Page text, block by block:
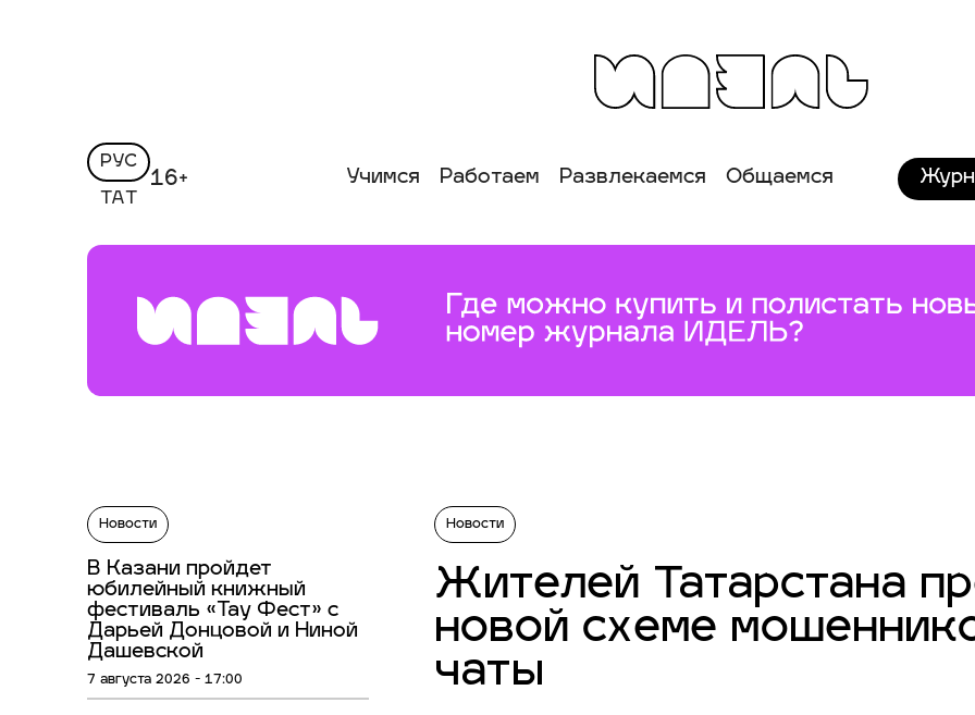
РУС
ТАТ
16+ Учимся Работаем Развлекаемся Общаемся
Новости
В Казани пройдет
юбилейный книжный
фестиваль «Тау Фест» с
Дарьей Донцовой и Ниной
Дашевской
7 августа 2026 - 17:00
Новости
Жителей Татарстана
новой схеме
чаты